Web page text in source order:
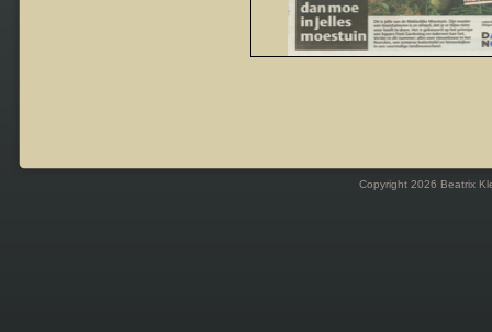
Copyright 2026 Beatrix